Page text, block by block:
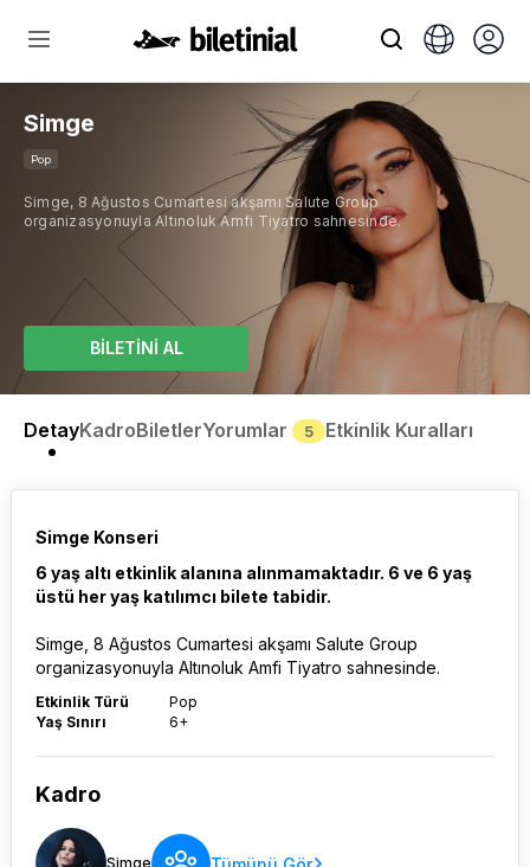
Simge
Pop
Simge, 8 Ağustos Cumartesi akşamı Salute Group
organizasyonuyla Altınoluk Amfi Tiyatro sahnesinde.
BİLETİNİ AL
DetayKadroBiletlerYorumlar 5 Etkinlik Kuralları
Simge Konseri
6 yaş altı etkinlik alanına alınmamaktadır. 6 ve 6 yaş
üstü her yaş katılımcı bilete tabidir.
Simge, 8 Ağustos Cumartesi akşamı Salute Group
organizasyonuyla Altınoluk Amfi Tiyatro sahnesinde.
Etkinlik Türü
Pop
Yaş Sınırı
6+
Kadro
Simge